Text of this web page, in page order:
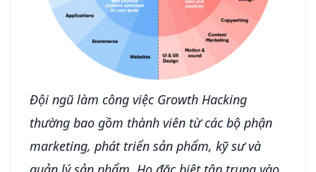
Đội ngũ làm công việc Growth Hacking
thường bao gồm thành viên từ các bộ phận
marketing, phát triển sản phẩm, kỹ sư và